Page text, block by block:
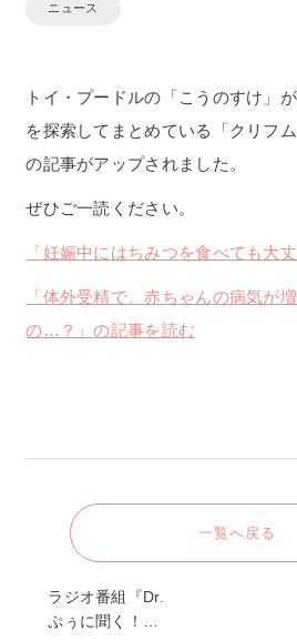
ニュース
トイ・プードルの「こうのすけ」
を探索してまとめている「クリフ
の記事がアップされました。
ぜひご一読ください。
「妊娠中にはちみつを食べても大
「体外受精で、赤ちゃんの病気が
の…？」の記事を読む
一覧へ戻る
ラジオ番組『Dr.
ぷぅに聞く！…